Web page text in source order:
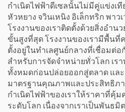
กำเนิดไฟฟ้าดีเซลนั้นไม่มีคู่แข่งเ
หัวหยาง จวินเหนิง อิเล็กทริก พาว
โรงงานของเราติดตั้งด้วยสิ่งอำน
ขั้นสูงที่สุด โรงงานของเรามีพื้นที่ค
ตั้งอยู่ในทำเลศูนย์กลางที่เชื่อมต่อ
สำหรับการจัดจำหน่ายทั่วโลก เร
ทั้งหมดก่อนปล่อยออกสู่ตลาด แล
มาตรฐานคุณภาพและประสิทธิภา
กำเนิดไฟฟ้าของเราให้ราคาที่คุ้
ระดับโลก เนื่องจากเราเป็นพันธ